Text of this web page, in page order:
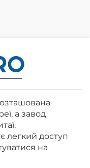
а завод
легкий доступ
на